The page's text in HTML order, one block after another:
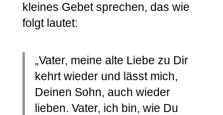
kleines Gebet sprechen, das wie
folgt lautet:
„Vater, meine alte Liebe zu Dir
kehrt wieder und lässt mich,
Deinen Sohn, auch wieder
lieben. Vater, ich bin, wie Du